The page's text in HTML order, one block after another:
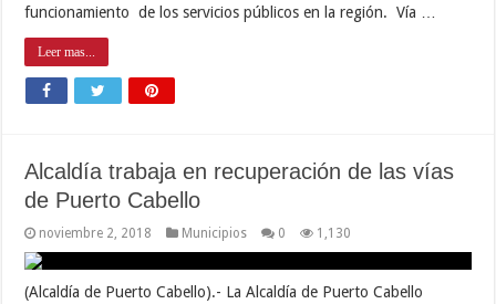
funcionamiento de los servicios públicos en la región. Vía …
Leer mas...
Alcaldía trabaja en recuperación de las vías
de Puerto Cabello
noviembre 2, 2018 Municipios 0 1,130
(Alcaldía de Puerto Cabello).- La Alcaldía de Puerto Cabello